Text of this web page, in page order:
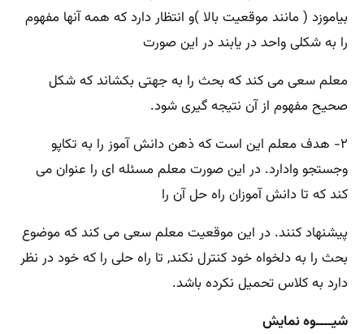
بیاموزد ( مانند موقعیت بالا )و انتظار دارد که همه آنها مفهوم
را به شکلی واحد در یابند در این صورت
معلم سعی می کند که بحث را به جهتی بکشاند که شکل
صحیح مفهوم از آن نتیجه گیری شود.
۲- هدف معلم این است که ذهن دانش آموز را به تکاپو
وجستجو وادارد. در این صورت معلم مسئله ای را عنوان می
کند که تا دانش آموزان راه حل آن را
پیشنهاد کنند. در این موقعیت معلم سعی می کند که موضوع
بحث را به دلخواه خود کنترل نکند, تا راه حلی را که خود در نظر
دارد به کلاس تحمیل نکرده باشد.
شیــــوه نمایش